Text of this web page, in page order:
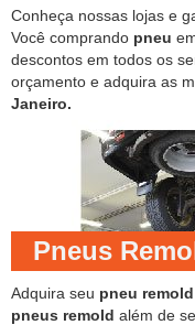
Conheça nossas lojas e
Você comprando pneu
descontos em todos os
orçamento e adquira as
Janeiro.
Pneus
Adquira seu pneu remold
pneus remold além de